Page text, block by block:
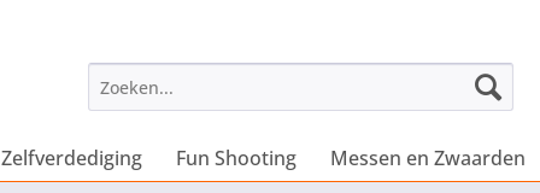
Zelfverdediging Fun Shooting Messen en Zwaarden